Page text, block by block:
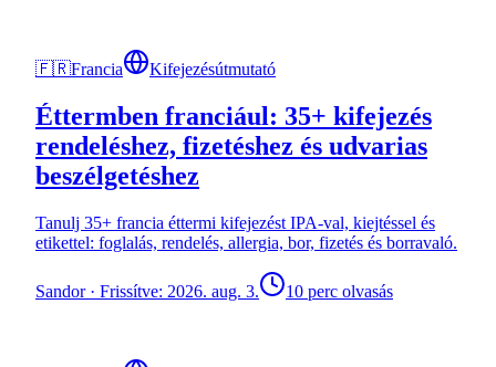
🇫🇷Francia Kifejezésútmutató
Éttermben franciául: 35+ kifejezés
rendeléshez, fizetéshez és udvarias
beszélgetéshez
Tanulj 35+ francia éttermi kifejezést IPA-val, kiejtéssel és
etikettel: foglalás, rendelés, allergia, bor, fizetés és borravaló.
Sandor· Frissítve: 2026. aug. 3. 10 perc olvasás